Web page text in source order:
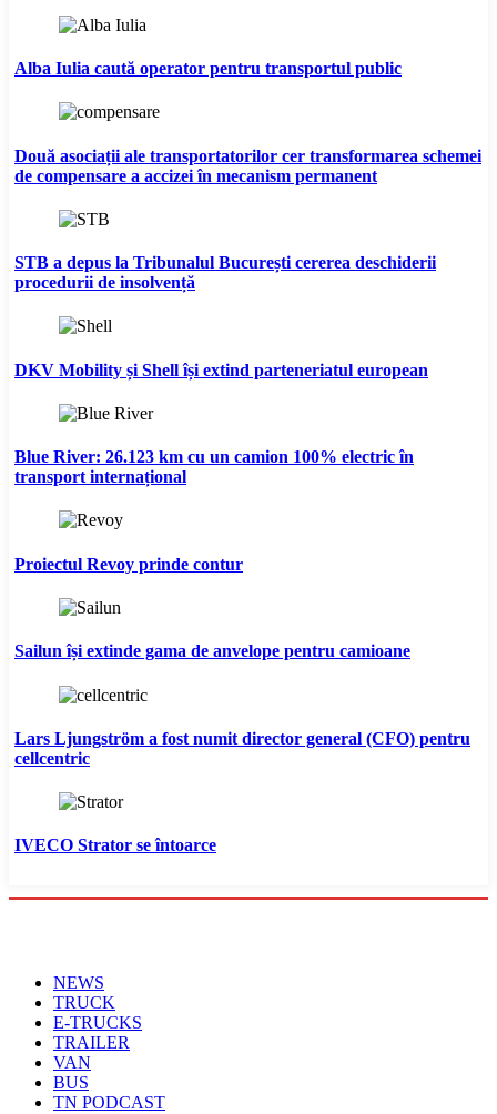
Alba Iulia caută operator pentru transportul public
Două asociații ale transportatorilor cer transformarea schemei
de compensare a accizei în mecanism permanent
STB a depus la Tribunalul București cererea deschiderii
procedurii de insolvență
DKV Mobility și Shell își extind parteneriatul european
Blue River: 26.123 km cu un camion 100% electric în
transport internațional
Proiectul Revoy prinde contur
Sailun își extinde gama de anvelope pentru camioane
Lars Ljungström a fost numit director general (CFO) pentru
cellcentric
IVECO Strator se întoarce
NEWS
TRUCK
E-TRUCKS
TRAILER
VAN
BUS
TN PODCAST